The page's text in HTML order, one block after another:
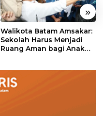
»
Walikota Batam Amsakar:
Sekolah Harus Menjadi
Ruang Aman bagi Anak